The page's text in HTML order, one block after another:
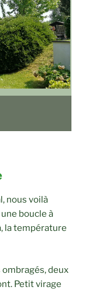
nous voilà
boucle à
la température
ombragés, deux
Petit virage